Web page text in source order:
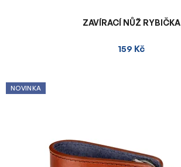
ZAVÍRACÍ NŮŽ RYBIČKA
159 Kč
NOVINKA